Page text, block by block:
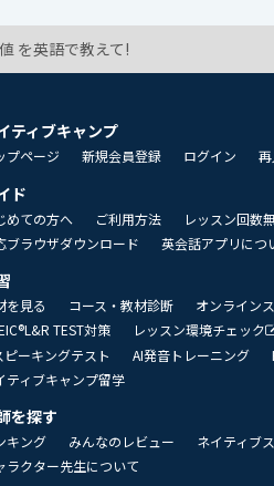
を英語で教えて!
ティブキャンプ
プページ 新規会員登録 ログイン
ド
めての方へ ご利用方法 レッスン回数
ブラウザダウンロード
英会話アプリにつ
を見る コース・教材診断 オンライン
TEST対策
レッスン環境チェック
ピーキングテスト
AI発音トレーニング
ティブキャンプ留学
を探す
キング みんなのレビュー ネイティブ
ラクター先生について